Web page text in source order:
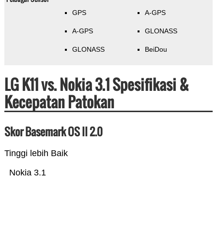
GPS
A-GPS
GLONASS
A-GPS
GLONASS
BeiDou
LG K11 vs. Nokia 3.1 Spesifikasi &
Kecepatan Patokan
Skor Basemark OS II 2.0
Tinggi lebih Baik
Nokia 3.1